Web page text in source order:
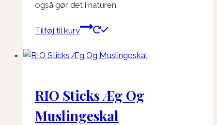
også gør det i naturen.
Tilføj til kurv
RIO Sticks Æg Og
Muslingeskal